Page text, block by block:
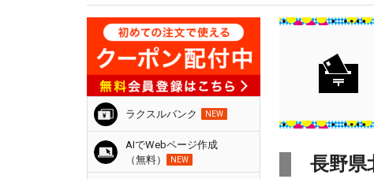
ラクスルバンク NEW
AIでWebページ作成
（無料）
NEW 長野県